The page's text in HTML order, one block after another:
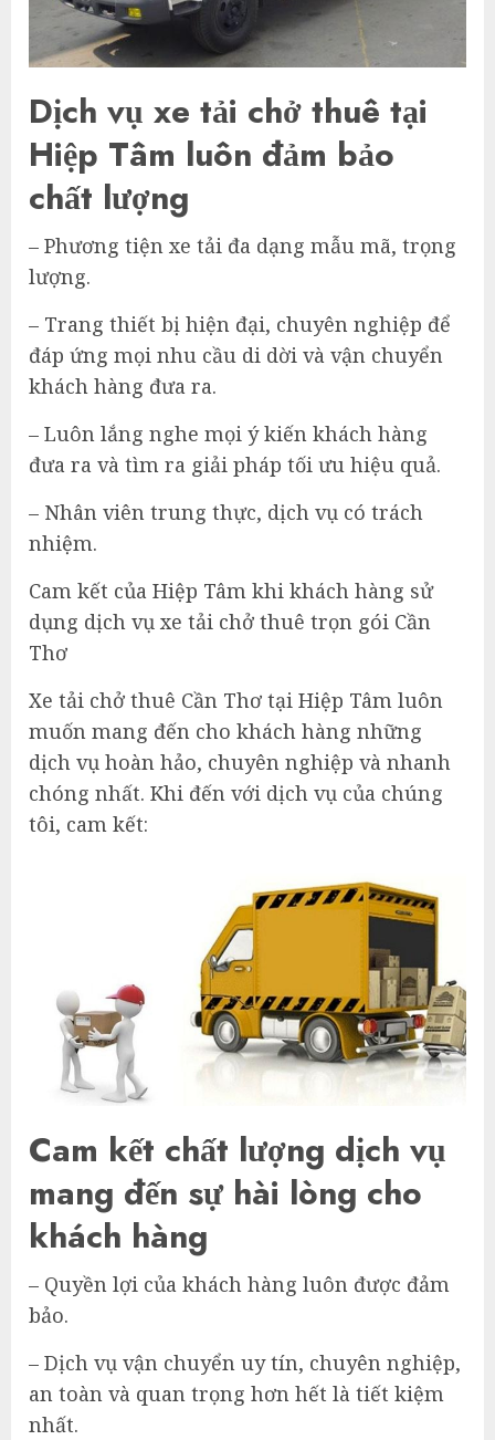
Dịch vụ xe tải chở thuê tại
Hiệp Tâm luôn đảm bảo
chất lượng
– Phương tiện xe tải đa dạng mẫu mã, trọng
lượng.
– Trang thiết bị hiện đại, chuyên nghiệp để
đáp ứng mọi nhu cầu di dời và vận chuyển
khách hàng đưa ra.
– Luôn lắng nghe mọi ý kiến khách hàng
đưa ra và tìm ra giải pháp tối ưu hiệu quả.
– Nhân viên trung thực, dịch vụ có trách
nhiệm.
Cam kết của Hiệp Tâm khi khách hàng sử
dụng dịch vụ xe tải chở thuê trọn gói Cần
Thơ
Xe tải chở thuê Cần Thơ tại Hiệp Tâm luôn
muốn mang đến cho khách hàng những
dịch vụ hoàn hảo, chuyên nghiệp và nhanh
chóng nhất. Khi đến với dịch vụ của chúng
tôi, cam kết:
Cam kết chất lượng dịch vụ
mang đến sự hài lòng cho
khách hàng
– Quyền lợi của khách hàng luôn được đảm
bảo.
– Dịch vụ vận chuyển uy tín, chuyên nghiệp,
an toàn và quan trọng hơn hết là tiết kiệm
nhất.